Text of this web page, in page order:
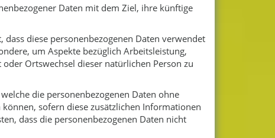
Daten mit dem Ziel, ihre künftige
diese personenbezogenen Daten verwendet
um Aspekte bezüglich Arbeitsleistung,
Ortswechsel dieser natürlichen Person zu
die personenbezogenen Daten ohne
sofern diese zusätzlichen Informationen
dass die personenbezogenen Daten nicht